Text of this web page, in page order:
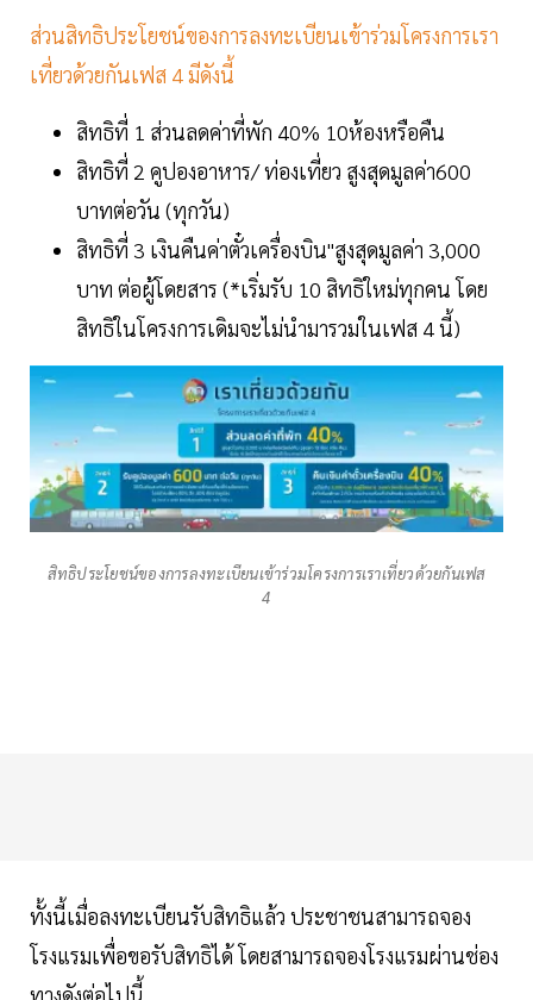
ส่วนสิทธิประโยชน์ของการลงทะเบียนเข้าร่วมโครงการเรา
เที่ยวด้วยกันเฟส 4 มีดังนี้
สิทธิที่ 1 ส่วนลดค่าที่พัก 40% 10ห้องหรือคืน
สิทธิที่ 2 คูปองอาหาร/ ท่องเที่ยว สูงสุดมูลค่า600
บาทต่อวัน (ทุกวัน)
สิทธิที่ 3 เงินคืนค่าตั๋วเครื่องบิน"สูงสุดมูลค่า 3,000
บาท ต่อผู้โดยสาร (*เริ่มรับ 10 สิทธิใหม่ทุกคน โดย
สิทธิในโครงการเดิมจะไม่นำมารวมในเฟส 4 นี้)
สิทธิประโยชน์ของการลงทะเบียนเข้าร่วมโครงการเราเที่ยวด้วยกันเฟส
4
ทั้งนี้เมื่อลงทะเบียนรับสิทธิแล้ว ประชาชนสามารถจอง
โรงแรมเพื่อขอรับสิทธิได้ โดยสามารถจองโรงแรมผ่านช่อง
ทางดังต่อไปนี้